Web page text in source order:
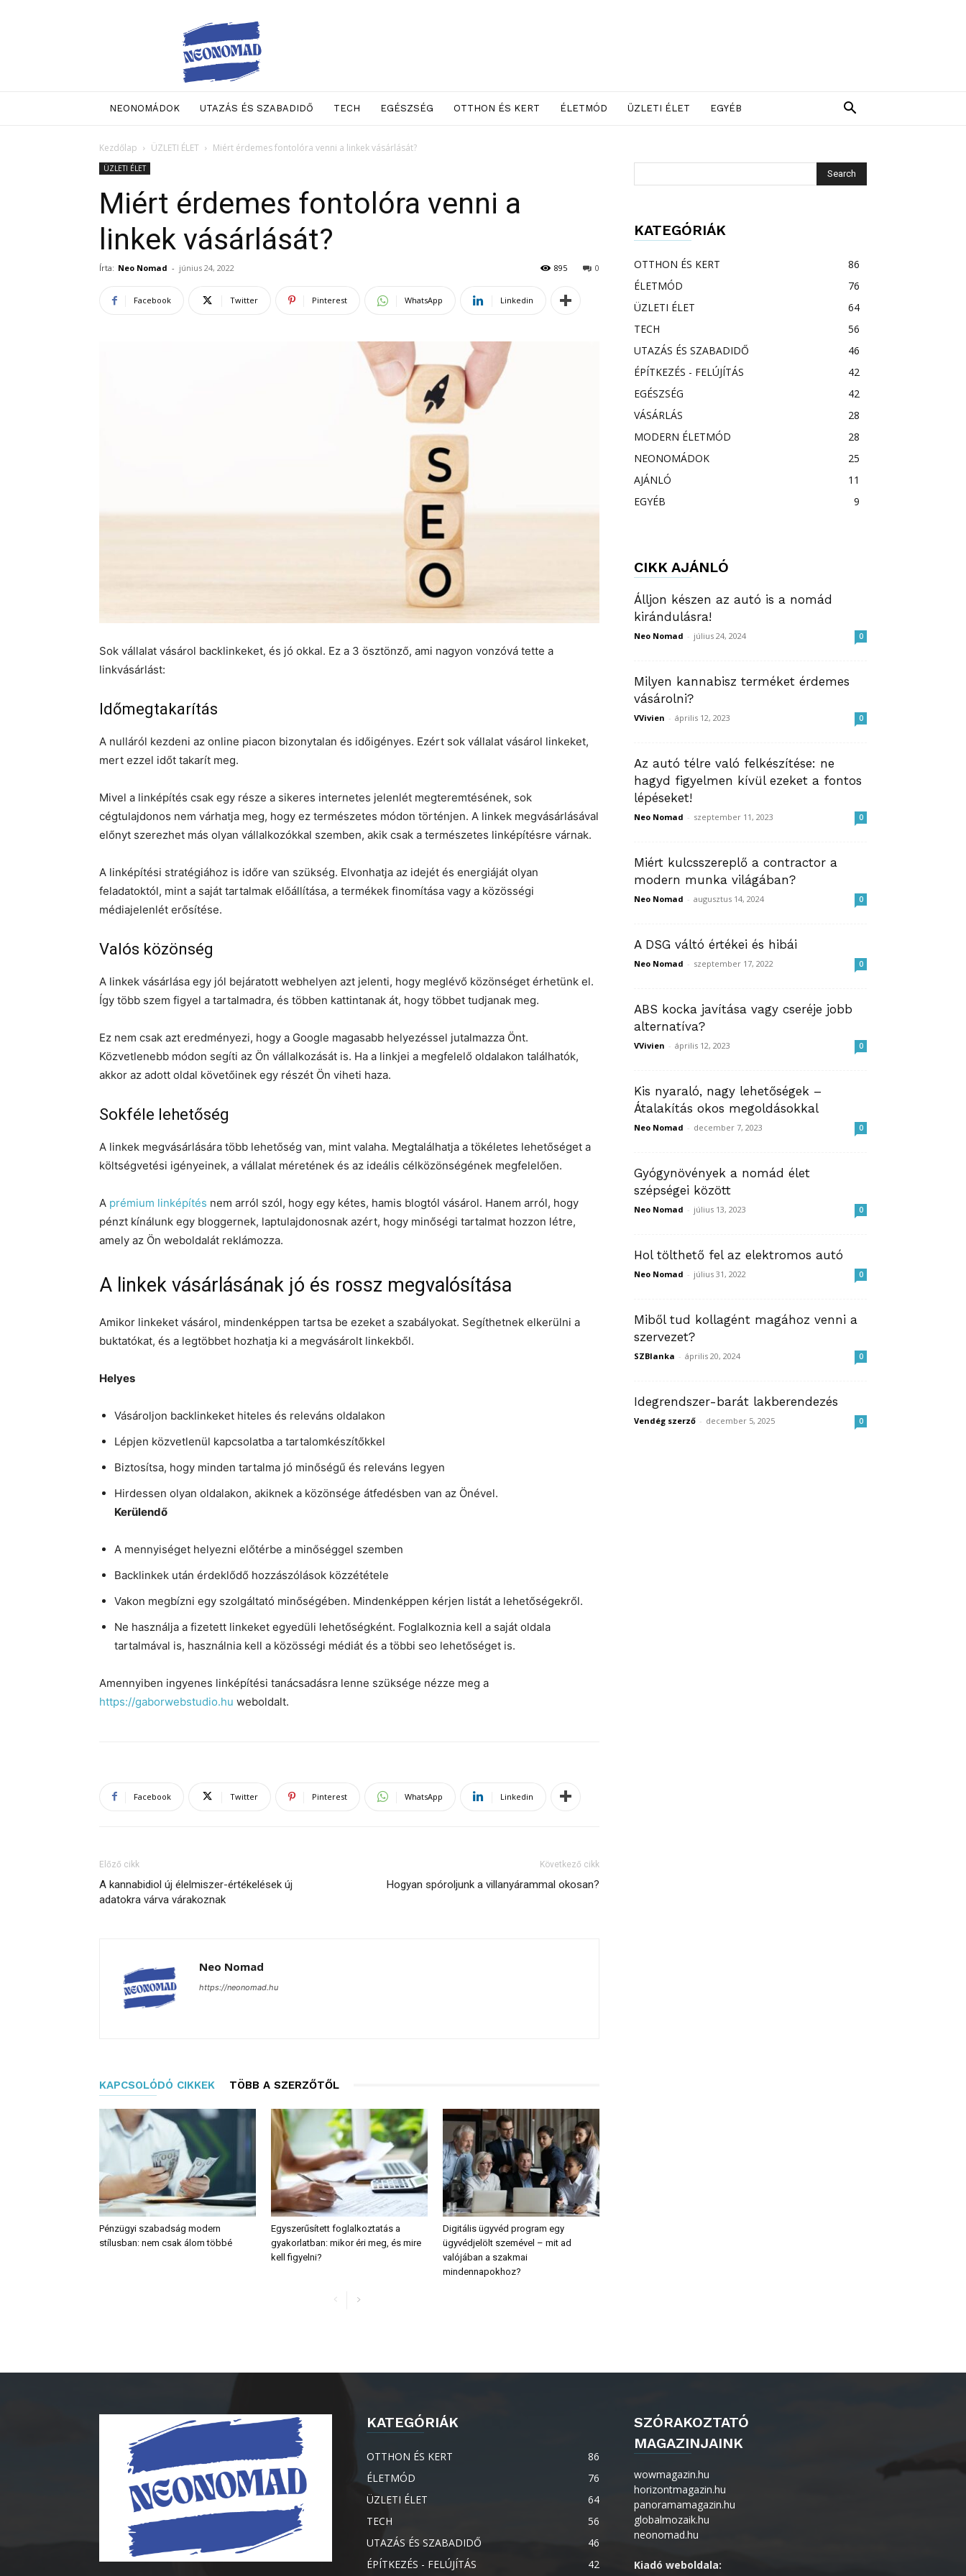
Neo
Nomad
NEONOMÁDOK UTAZÁS ÉS SZABADIDŐ TECH EGÉSZSÉG OTTHON ÉS KERT ÉLETMÓD ÜZLETI ÉLET EGYÉB
Kezdőlap ÜZLETI ÉLET Miért érdemes fontolóra venni a linkek vásárlását?
ÜZLETI ÉLET
Miért érdemes fontolóra venni a
linkek vásárlását?
Írta: Neo Nomad - június 24, 2022 0
895
Facebook Twitter Pinterest WhatsApp Linkedin
Sok vállalat vásárol backlinkeket, és jó okkal. Ez a 3 ösztönző, ami nagyon vonzóvá tette a
linkvásárlást:
Időmegtakarítás
A nulláról kezdeni az online piacon bizonytalan és időigényes. Ezért sok vállalat vásárol linkeket,
mert ezzel időt takarít meg.
Mivel a linképítés csak egy része a sikeres internetes jelenlét megteremtésének, sok
cégtulajdonos nem várhatja meg, hogy ez természetes módon történjen. A linkek megvásárlásával
előnyt szerezhet más olyan vállalkozókkal szemben, akik csak a természetes linképítésre várnak.
A linképítési stratégiához is időre van szükség. Elvonhatja az idejét és energiáját olyan
feladatoktól, mint a saját tartalmak előállítása, a termékek finomítása vagy a közösségi
médiajelenlét erősítése.
Valós közönség
A linkek vásárlása egy jól bejáratott webhelyen azt jelenti, hogy meglévő közönséget érhetünk el.
Így több szem figyel a tartalmadra, és többen kattintanak át, hogy többet tudjanak meg.
Ez nem csak azt eredményezi, hogy a Google magasabb helyezéssel jutalmazza Önt.
Közvetlenebb módon segíti az Ön vállalkozását is. Ha a linkjei a megfelelő oldalakon találhatók,
akkor az adott oldal követőinek egy részét Ön viheti haza.
Sokféle lehetőség
A linkek megvásárlására több lehetőség van, mint valaha. Megtalálhatja a tökéletes lehetőséget a
költségvetési igényeinek, a vállalat méretének és az ideális célközönségének megfelelően.
A prémium linképítés nem arról szól, hogy egy kétes, hamis blogtól vásárol. Hanem arról, hogy
pénzt kínálunk egy bloggernek, laptulajdonosnak azért, hogy minőségi tartalmat hozzon létre,
amely az Ön weboldalát reklámozza.
A linkek vásárlásának jó és rossz megvalósítása
Amikor linkeket vásárol, mindenképpen tartsa be ezeket a szabályokat. Segíthetnek elkerülni a
buktatókat, és a legtöbbet hozhatja ki a megvásárolt linkekből.
Helyes
Vásároljon backlinkeket hiteles és releváns oldalakon
Lépjen közvetlenül kapcsolatba a tartalomkészítőkkel
Biztosítsa, hogy minden tartalma jó minőségű és releváns legyen
Hirdessen olyan oldalakon, akiknek a közönsége átfedésben van az Önével.
Kerülendő
A mennyiséget helyezni előtérbe a minőséggel szemben
Backlinkek után érdeklődő hozzászólások közzététele
Vakon megbízni egy szolgáltató minőségében. Mindenképpen kérjen listát a lehetőségekről.
Ne használja a fizetett linkeket egyedüli lehetőségként. Foglalkoznia kell a saját oldala
tartalmával is, használnia kell a közösségi médiát és a többi seo lehetőséget is.
Amennyiben ingyenes linképítési tanácsadásra lenne szüksége nézze meg a
https://gaborwebstudio.hu weboldalt.
Facebook Twitter Pinterest WhatsApp Linkedin
Előző cikk
A kannabidiol új élelmiszer-értékelések új
adatokra várva várakoznak
Következő cikk
Hogyan spóroljunk a villanyárammal okosan?
Neo Nomad
https://neonomad.hu
KAPCSOLÓDÓ CIKKEK TÖBB A SZERZŐTŐL
Pénzügyi szabadság modern
stílusban: nem csak álom többé
Egyszerűsített foglalkoztatás a
gyakorlatban: mikor éri meg, és mire
kell figyelni?
Digitális ügyvéd program egy
ügyvédjelölt szemével – mit ad
valójában a szakmai
mindennapokhoz?
KATEGÓRIÁK
OTTHON ÉS KERT
86
ÉLETMÓD
76
ÜZLETI ÉLET
64
TECH
56
UTAZÁS ÉS SZABADIDŐ
46
ÉPÍTKEZÉS - FELÚJÍTÁS
42
EGÉSZSÉG
42
VÁSÁRLÁS
28
MODERN ÉLETMÓD
28
NEONOMÁDOK
25
AJÁNLÓ
11
EGYÉB
9
CIKK AJÁNLÓ
Álljon készen az autó is a nomád
kirándulásra!
Neo Nomad - július 24, 2024 0
Milyen kannabisz terméket érdemes
vásárolni?
VVivien - április 12, 2023 0
Az autó télre való felkészítése: ne
hagyd figyelmen kívül ezeket a fontos
lépéseket!
Neo Nomad - szeptember 11, 2023 0
Miért kulcsszereplő a contractor a
modern munka világában?
Neo Nomad - augusztus 14, 2024 0
A DSG váltó értékei és hibái
Neo Nomad - szeptember 17, 2022 0
ABS kocka javítása vagy cseréje jobb
alternatíva?
VVivien - április 12, 2023 0
Kis nyaraló, nagy lehetőségek –
Átalakítás okos megoldásokkal
Neo Nomad - december 7, 2023 0
Gyógynövények a nomád élet
szépségei között
Neo Nomad - július 13, 2023 0
Hol tölthető fel az elektromos autó
Neo Nomad - július 31, 2022 0
Miből tud kollagént magához venni a
szervezet?
SZBlanka - április 20, 2024 0
Idegrendszer-barát lakberendezés
Vendég szerző - december 5, 2025 0
KATEGÓRIÁK
OTTHON ÉS KERT
86
ÉLETMÓD
76
ÜZLETI ÉLET
64
TECH
56
UTAZÁS ÉS SZABADIDŐ
46
ÉPÍTKEZÉS - FELÚJÍTÁS
42
SZÓRAKOZTATÓ
MAGAZINJAINK
wowmagazin.hu
horizontmagazin.hu
panoramamagazin.hu
globalmozaik.hu
neonomad.hu
Kiadó weboldala: